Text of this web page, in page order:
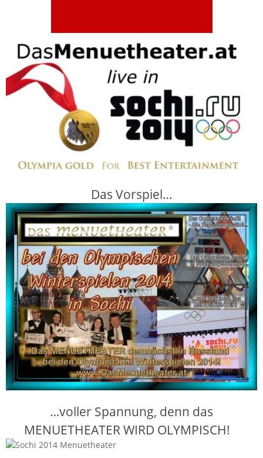
Das Vorspiel…
…voller Spannung, denn das
MENUETHEATER WIRD OLYMPISCH!